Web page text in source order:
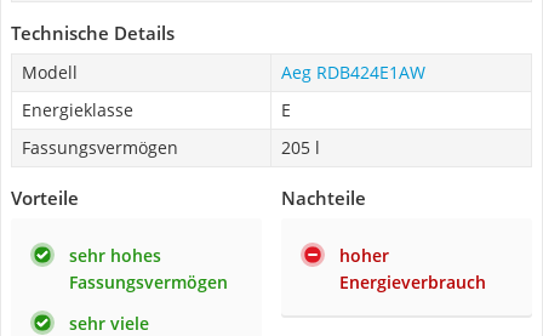
Technische Details
Modell
Aeg RDB424E1AW
Energieklasse
E
Fassungsvermögen
205 l
Vorteile
sehr hohes
Fassungsvermögen
sehr viele
Nachteile
hoher
Energieverbrauch